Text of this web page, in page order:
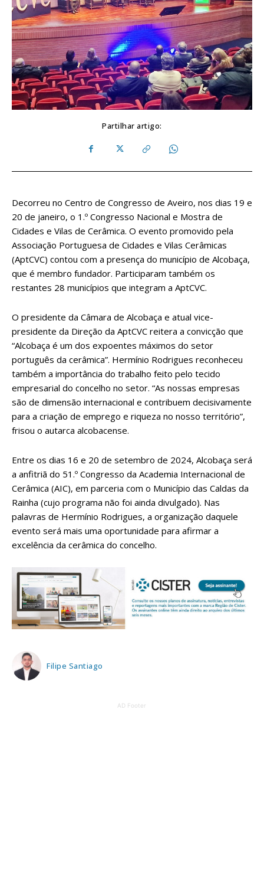
Partilhar artigo:
Decorreu no Centro de Congresso de Aveiro, nos dias 19 e
20 de janeiro, o 1.º Congresso Nacional e Mostra de
Cidades e Vilas de Cerâmica. O evento promovido pela
Associação Portuguesa de Cidades e Vilas Cerâmicas
(AptCVC) contou com a presença do município de Alcobaça,
que é membro fundador. Participaram também os
restantes 28 municípios que integram a AptCVC.
O presidente da Câmara de Alcobaça e atual vice-
presidente da Direção da AptCVC reitera a convicção que
“Alcobaça é um dos expoentes máximos do setor
português da cerâmica”. Hermínio Rodrigues reconheceu
também a importância do trabalho feito pelo tecido
empresarial do concelho no setor. “As nossas empresas
são de dimensão internacional e contribuem decisivamente
para a criação de emprego e riqueza no nosso território”,
frisou o autarca alcobacense.
Entre os dias 16 e 20 de setembro de 2024, Alcobaça será
a anfitriã do 51.º Congresso da Academia Internacional de
Cerâmica (AIC), em parceria com o Município das Caldas da
Rainha (cujo programa não foi ainda divulgado). Nas
palavras de Hermínio Rodrigues, a organização daquele
evento será mais uma oportunidade para afirmar a
excelência da cerâmica do concelho.
Filipe Santiago
AD Footer